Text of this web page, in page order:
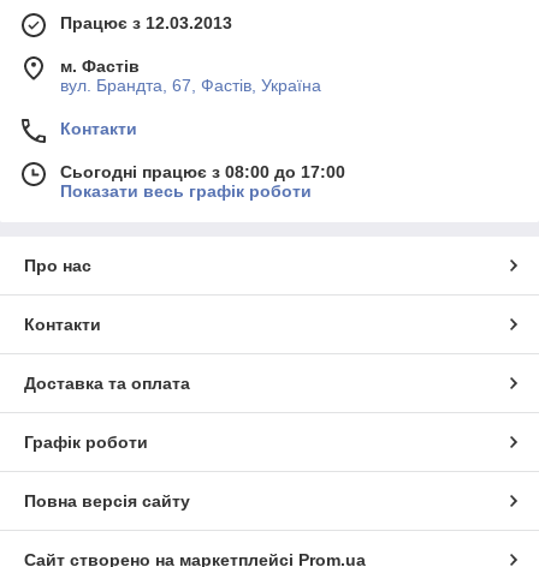
Працює з 12.03.2013
м. Фастів
вул. Брандта, 67, Фастів, Україна
Контакти
Сьогодні працює з 08:00 до 17:00
Показати весь графік роботи
Про нас
Контакти
Доставка та оплата
Графік роботи
Повна версія сайту
Сайт створено на маркетплейсі Prom.ua